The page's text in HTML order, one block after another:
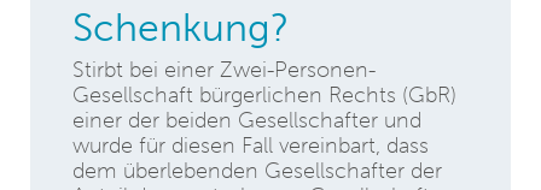
Schenkung?
Stirbt bei einer Zwei-Personen-
Gesellschaft bürgerlichen Rechts (GbR)
einer der beiden Gesellschafter und
wurde für diesen Fall vereinbart, dass
dem überlebenden Gesellschafter der